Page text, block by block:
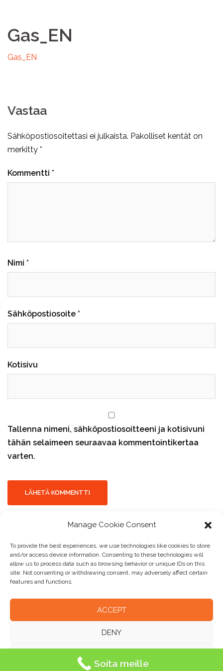
Manage Cookie Consent
To provide the best experiences, we use technologies like cookies to store
and/or access device information. Consenting to these technologies will
allow us to process data such as browsing behavior or unique IDs on this
site. Not consenting or withdrawing consent, may adversely affect certain
features and functions.
ACCEPT
DENY
VIEW PREFERENCES
Gas_EN
Gas_EN
Vastaa
Sähköpostiosoitettasi ei julkaista. Pakolliset kentät on
merkitty *
Kommentti *
Nimi *
Sähköpostiosoite *
Kotisivu
Tallenna nimeni, sähköpostiosoitteeni ja kotisivuni
tähän selaimeen seuraavaa kommentointikertaa
varten.
Comtec Finland Oy I Sulankuja 3, 04300 Tuusula I 09-
Soita meille